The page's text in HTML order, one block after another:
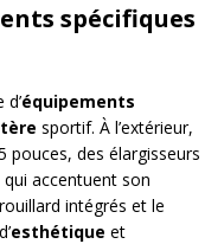
spécifiques
équipements
sportif. À l’extérieur,
pouces, des élargisseurs
qui accentuent son
intégrés et le
esthétique et